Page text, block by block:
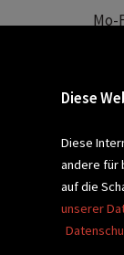
Mo-
Diese
Diese
andere für
auf die
unserer